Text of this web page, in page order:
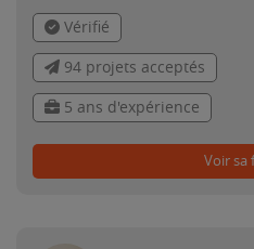
Vérifié
94 projets acceptés
5 ans d'expérience
Voir sa